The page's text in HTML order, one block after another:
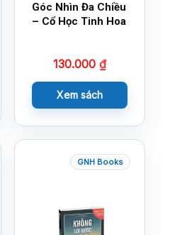
Góc Nhìn Đa Chiều
– Cổ Học Tinh Hoa
130.000 ₫
Xem sách
GNH Books